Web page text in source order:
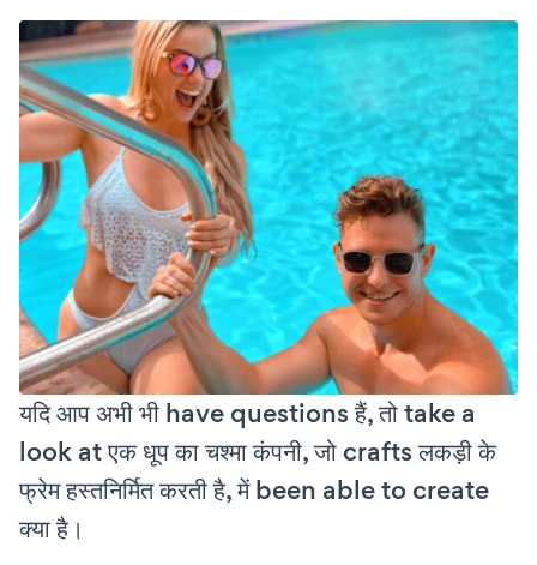
यदि आप अभी भी have questions हैं, तो take a
look at एक धूप का चश्मा कंपनी, जो crafts लकड़ी के
फ्रेम हस्तनिर्मित करती है, में been able to create
क्या है।